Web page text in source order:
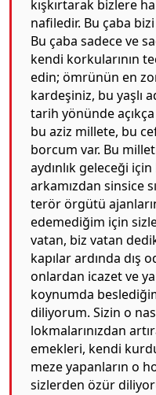
kışkırtarak bizlere
nafiledir. Bu çaba
Bu çaba sadece ve
kendi korkularının
edin; ömrünün en
kardeşiniz, bu yaşlı
tarih yönünde
bu aziz millete, bu
borcum var. Bu
aydınlık geleceği
arkamızdan sinsice
terör örgütü
edemediğim için
vatan, biz vatan
kapılar ardında dış
onlardan icazet ve
koynumda
diliyorum. Sizin o
lokmalarınızdan
emekleri, kendi
meze yapanların o
sizlerden özür